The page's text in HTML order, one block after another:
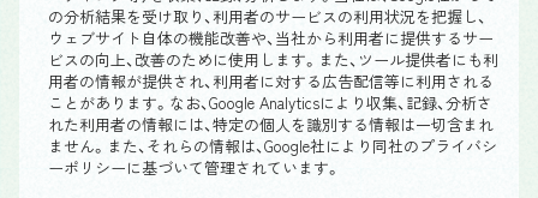
の分析結果を受け取り、利用者のサービスの利用状況を把握し、
ウェブサイト自体の機能改善や、当社から利用者に提供するサー
ビスの向上、改善のために使用します。また、ツール提供者にも利
用者の情報が提供され、利用者に対する広告配信等に利用される
ことがあります。なお、Google Analyticsにより収集、記録、分析さ
れた利用者の情報には、特定の個人を識別する情報は一切含まれ
ません。また、それらの情報は、Google社により同社のプライバシ
ーポリシーに基づいて管理されています。